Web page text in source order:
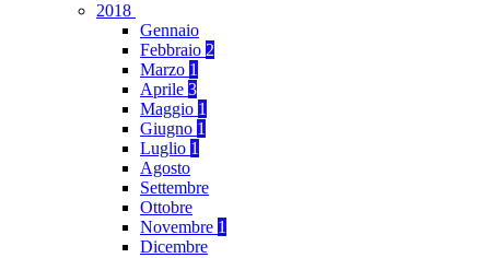
2018
Gennaio
Febbraio 2
Marzo 1
Aprile 3
Maggio 1
Giugno 1
Luglio 1
Agosto
Settembre
Ottobre
Novembre 1
Dicembre